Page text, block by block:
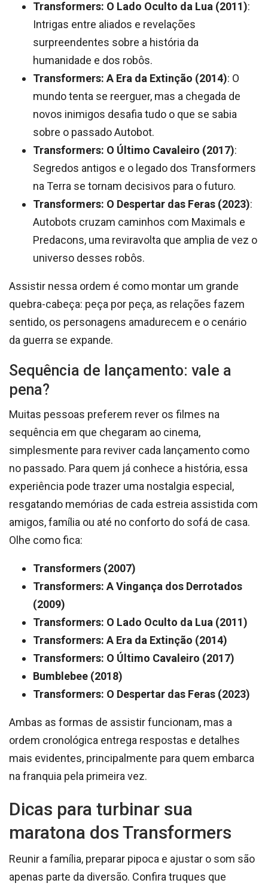
Transformers: O Lado Oculto da Lua (2011):
Intrigas entre aliados e revelações
surpreendentes sobre a história da
humanidade e dos robôs.
Transformers: A Era da Extinção (2014): O
mundo tenta se reerguer, mas a chegada de
novos inimigos desafia tudo o que se sabia
sobre o passado Autobot.
Transformers: O Último Cavaleiro (2017):
Segredos antigos e o legado dos Transformers
na Terra se tornam decisivos para o futuro.
Transformers: O Despertar das Feras (2023):
Autobots cruzam caminhos com Maximals e
Predacons, uma reviravolta que amplia de vez o
universo desses robôs.
Assistir nessa ordem é como montar um grande
quebra-cabeça: peça por peça, as relações fazem
sentido, os personagens amadurecem e o cenário
da guerra se expande.
Sequência de lançamento: vale a
pena?
Muitas pessoas preferem rever os filmes na
sequência em que chegaram ao cinema,
simplesmente para reviver cada lançamento como
no passado. Para quem já conhece a história, essa
experiência pode trazer uma nostalgia especial,
resgatando memórias de cada estreia assistida com
amigos, família ou até no conforto do sofá de casa.
Olhe como fica:
Transformers (2007)
Transformers: A Vingança dos Derrotados
(2009)
Transformers: O Lado Oculto da Lua (2011)
Transformers: A Era da Extinção (2014)
Transformers: O Último Cavaleiro (2017)
Bumblebee (2018)
Transformers: O Despertar das Feras (2023)
Ambas as formas de assistir funcionam, mas a
ordem cronológica entrega respostas e detalhes
mais evidentes, principalmente para quem embarca
na franquia pela primeira vez.
Dicas para turbinar sua
maratona dos Transformers
Reunir a família, preparar pipoca e ajustar o som são
apenas parte da diversão. Confira truques que